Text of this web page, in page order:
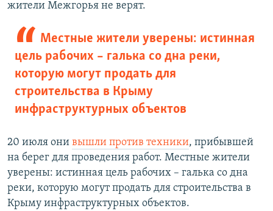
жители Межгорья не верят.
Местные жители уверены: истинная
цель рабочих – галька со дна реки,
которую могут продать для
строительства в Крыму
инфраструктурных объектов
20 июля они вышли против техники, прибывшей
на берег для проведения работ. Местные жители
уверены: истинная цель рабочих – галька со дна
реки, которую могут продать для строительства в
Крыму инфраструктурных объектов.